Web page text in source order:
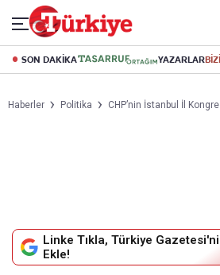
SON DAKİKA YAZARLAR
Haberler Politika CHP’nin İstanbul İl
Linke Tıkla, Türkiye
Ekle!